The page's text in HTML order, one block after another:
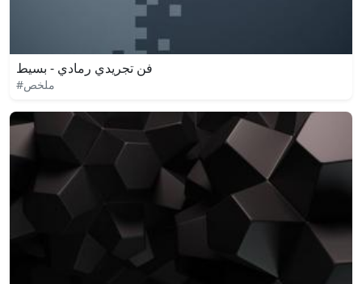
فن تجريدي رمادي - بسيط
#ملخص